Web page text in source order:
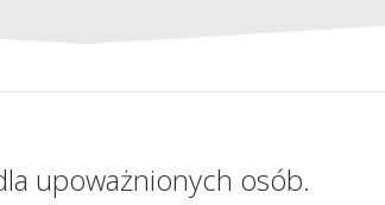
upoważnionych osób.